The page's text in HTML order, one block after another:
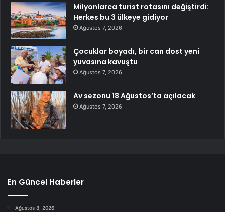
Milyonlarca turist rotasını değiştirdi:
Herkes bu 3 ülkeye gidiyor
Ağustos 7, 2026
Çocuklar boyadı, bir can dost yeni
yuvasına kavuştu
Ağustos 7, 2026
Av sezonu 18 Ağustos’ta açılacak
Ağustos 7, 2026
En Güncel Haberler
Ağustos 8, 2026